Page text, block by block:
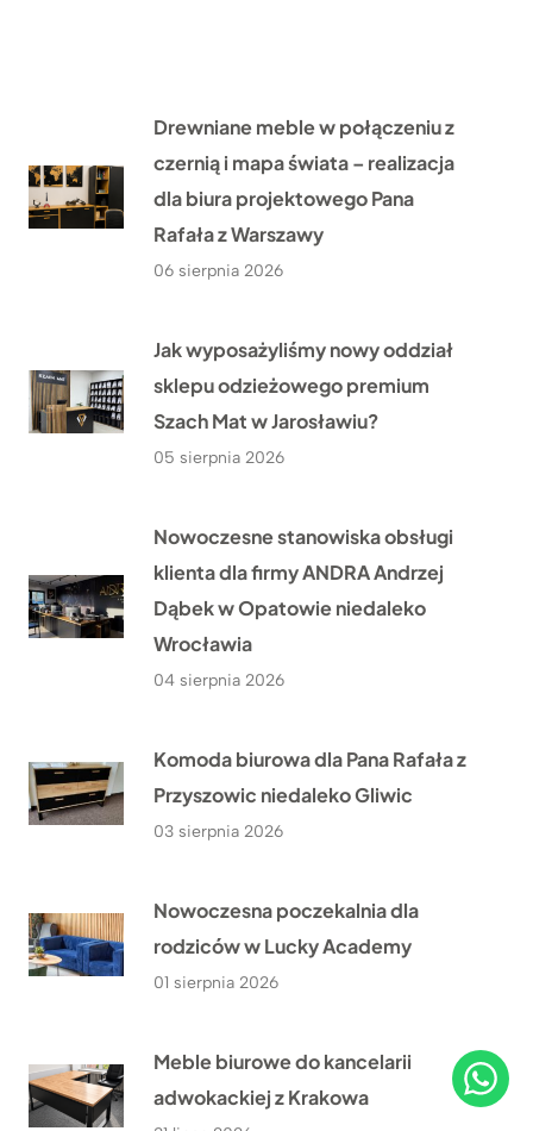
Drewniane meble w połączeniu z
czernią i mapa świata – realizacja
dla biura projektowego Pana
Rafała z Warszawy
06 sierpnia 2026
Jak wyposażyliśmy nowy oddział
sklepu odzieżowego premium
Szach Mat w Jarosławiu?
05 sierpnia 2026
Nowoczesne stanowiska obsługi
klienta dla firmy ANDRA Andrzej
Dąbek w Opatowie niedaleko
Wrocławia
04 sierpnia 2026
Komoda biurowa dla Pana Rafała z
Przyszowic niedaleko Gliwic
03 sierpnia 2026
Nowoczesna poczekalnia dla
rodziców w Lucky Academy
01 sierpnia 2026
Meble biurowe do kancelarii
adwokackiej z Krakowa